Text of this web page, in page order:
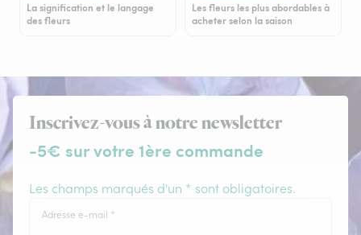
La signification et le langage
des fleurs
Les fleurs les plus abordables à
acheter selon la saison
Inscrivez-vous à notre newsletter
-5€ sur votre 1ère commande
Les champs marqués d'un * sont obligatoires.
Adresse e-mail *